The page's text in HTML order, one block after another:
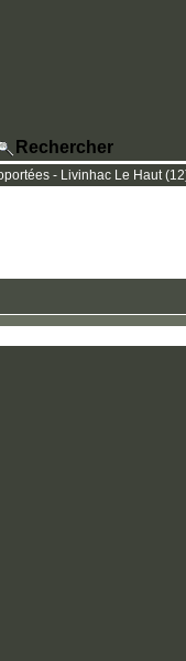
Rechercher
- Livinhac Le Haut